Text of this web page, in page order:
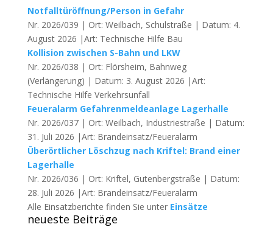
Notfalltüröffnung/Person in Gefahr
Nr. 2026/039 | Ort: Weilbach, Schulstraße | Datum: 4.
August 2026 |Art: Technische Hilfe Bau
Kollision zwischen S-Bahn und LKW
Nr. 2026/038 | Ort: Flörsheim, Bahnweg
(Verlängerung) | Datum: 3. August 2026 |Art:
Technische Hilfe Verkehrsunfall
Feueralarm Gefahrenmeldeanlage Lagerhalle
Nr. 2026/037 | Ort: Weilbach, Industriestraße | Datum:
31. Juli 2026 |Art: Brandeinsatz/Feueralarm
Überörtlicher Löschzug nach Kriftel: Brand einer
Lagerhalle
Nr. 2026/036 | Ort: Kriftel, Gutenbergstraße | Datum:
28. Juli 2026 |Art: Brandeinsatz/Feueralarm
Alle Einsatzberichte finden Sie unter Einsätze
neueste Beiträge